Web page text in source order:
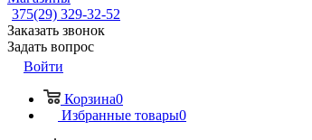
375(29) 329-32-52
Заказать звонок
Задать вопрос
Войти
Корзина0
Избранные товары0